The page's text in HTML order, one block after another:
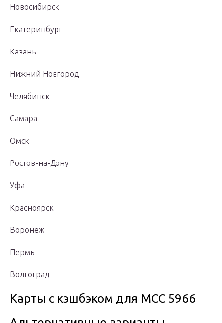
Новосибирск
Екатеринбург
Казань
Нижний Новгород
Челябинск
Самара
Омск
Ростов-на-Дону
Уфа
Красноярск
Воронеж
Пермь
Волгоград
Карты с кэшбэком для MCC 5966